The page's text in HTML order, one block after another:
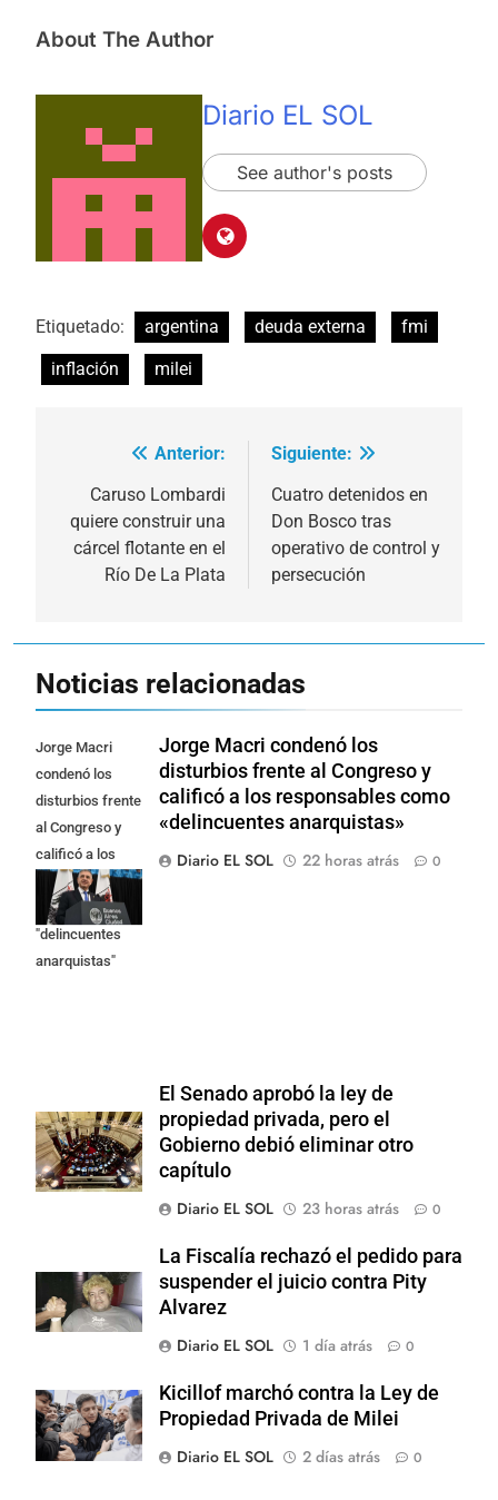
About The Author
Diario EL SOL
See author's posts
Etiquetado: argentina deuda externa
fmi
inflación
milei
Navegación
entradas
Anterior:
Caruso Lombardi
quiere construir una
cárcel flotante en el
Río De La Plata
Siguiente:
Cuatro detenidos en
Don Bosco tras
operativo de control y
persecución
Noticias relacionadas
Jorge Macri
condenó los
disturbios frente
al Congreso y
calificó a los
responsables
como
"delincuentes
anarquistas"
Jorge Macri condenó los
disturbios frente al Congreso y
calificó a los responsables como
«delincuentes anarquistas»
Diario EL SOL
22 horas atrás 0
El Senado aprobó la ley de
propiedad privada, pero el
Gobierno debió eliminar otro
capítulo
Diario EL SOL
23 horas atrás 0
La Fiscalía rechazó el pedido para
suspender el juicio contra Pity
Alvarez
Diario EL SOL
1 día atrás 0
Kicillof marchó contra la Ley de
Propiedad Privada de Milei
Diario EL SOL
2 días atrás 0